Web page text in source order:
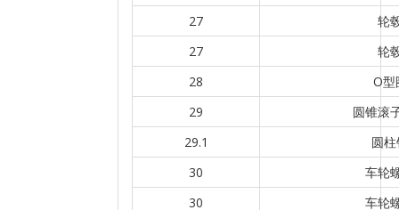
27
轮
27
轮
28
O型
29
圆锥滚
29.1
圆
30
车轮
30
车轮